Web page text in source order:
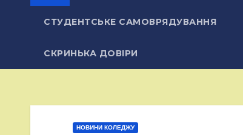
СТУДЕНТСЬКЕ САМОВРЯДУВАННЯ
СКРИНЬКА ДОВІРИ
НОВИНИ КОЛЕДЖУ